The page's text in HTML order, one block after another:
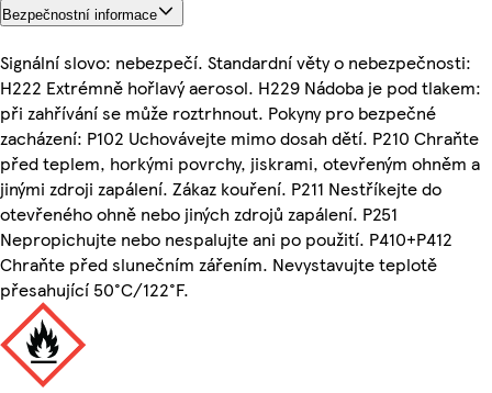
Bezpečnostní informace
Signální slovo: nebezpečí. Standardní věty o nebezpečnosti:
H222 Extrémně hořlavý aerosol. H229 Nádoba je pod tlakem:
při zahřívání se může roztrhnout. Pokyny pro bezpečné
zacházení: P102 Uchovávejte mimo dosah dětí. P210 Chraňte
před teplem, horkými povrchy, jiskrami, otevřeným ohněm a
jinými zdroji zapálení. Zákaz kouření. P211 Nestříkejte do
otevřeného ohně nebo jiných zdrojů zapálení. P251
Nepropichujte nebo nespalujte ani po použití. P410+P412
Chraňte před slunečním zářením. Nevystavujte teplotě
přesahující 50°C/122°F.